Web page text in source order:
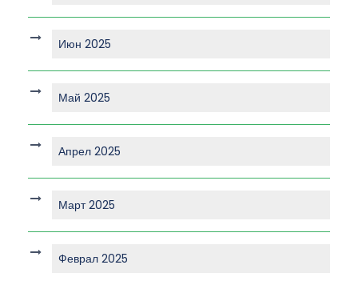
Июн 2025
Май 2025
Апрел 2025
Март 2025
Феврал 2025